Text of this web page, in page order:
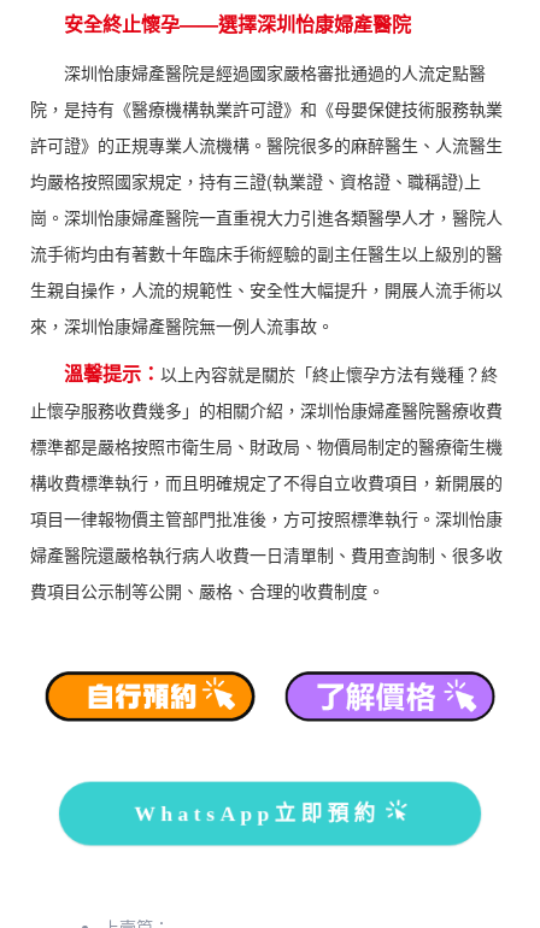
安全終止懷孕——選擇深圳怡康婦產醫院
深圳怡康婦產醫院是經過國家嚴格審批通過的人流定點醫
院，是持有《醫療機構執業許可證》和《母嬰保健技術服務執業
許可證》的正規專業人流機構。醫院很多的麻醉醫生、人流醫生
均嚴格按照國家規定，持有三證(執業證、資格證、職稱證)上
崗。深圳怡康婦產醫院一直重視大力引進各類醫學人才，醫院人
流手術均由有著數十年臨床手術經驗的副主任醫生以上級別的醫
生親自操作，人流的規範性、安全性大幅提升，開展人流手術以
來，深圳怡康婦產醫院無一例人流事故。
溫馨提示： 以上內容就是關於「終止懷孕方法有幾種？終
止懷孕服務收費幾多」的相關介紹，深圳怡康婦產醫院醫療收費
標準都是嚴格按照市衛生局、財政局、物價局制定的醫療衛生機
構收費標準執行，而且明確規定了不得自立收費項目，新開展的
項目一律報物價主管部門批准後，方可按照標準執行。深圳怡康
婦產醫院還嚴格執行病人收費一日清單制、費用查詢制、很多收
費項目公示制等公開、嚴格、合理的收費制度。
WhatsApp立即預約